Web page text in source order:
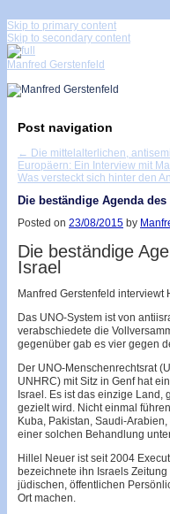
Skip to primary content
Skip to secondary content
Manfred Gerstenfeld
Post navigation
← Die mittelalterlichen,
Europäern: Ein Interview mit
Was versteckt sich hinter den
Die beständige Agenda des
Posted on 23/08/2015 by
Die beständige
Israel
Manfred Gerstenfeld interviewt
Das UNO-System ist von
verabschiedete die
gegenüber gab es vier gegen
Der UNO-Menschenrechtsrat
UNHRC) mit Sitz in Genf hat
Israel. Es ist das einzige
gezielt wird. Nicht einmal
Kuba, Pakistan, Saudi-
einer solchen Behandlung
Hillel Neuer ist seit 2004
bezeichnete ihn Israels
jüdischen, öffentlichen
Ort machen.